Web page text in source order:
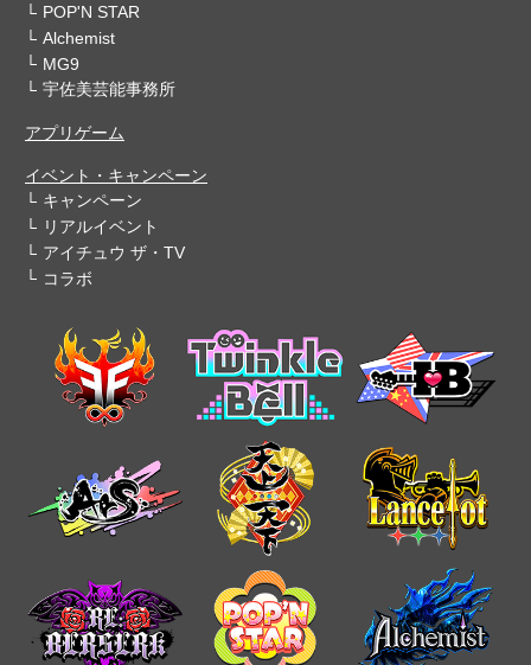
POP'N STAR
Alchemist
MG9
宇佐美芸能事務所
アプリゲーム
イベント・キャンペーン
キャンペーン
リアルイベント
アイチュウ ザ・TV
コラボ